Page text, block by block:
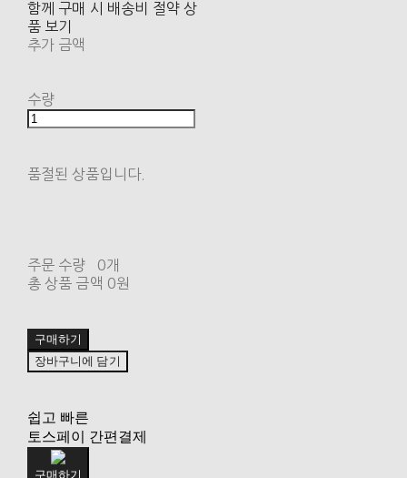
함께 구매 시 배송비 절약 상
품 보기
추가 금액
수량
품절된 상품입니다.
주문 수량
0개
총 상품 금액 0원
구매하기
장바구니에 담기
쉽고 빠른
토스페이 간편결제
구매하기